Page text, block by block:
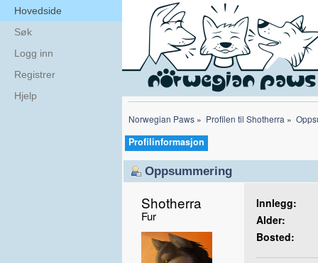
Hovedside
Søk
Logg inn
Registrer
Hjelp
Norwegian Paws » Profilen til Shotherra »
Profilinformasjon
Oppsummering
Shotherra
Fur
Innlegg:
Alder:
Bosted: